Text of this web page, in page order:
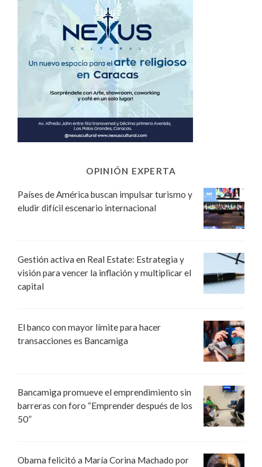
OPINIÓN EXPERTA
Países de América buscan impulsar turismo y
eludir difícil escenario internacional
Gestión activa en Real Estate: Estrategia y
visión para vencer la inflación y multiplicar el
capital
El banco con mayor límite para hacer
transacciones es Bancamiga
Bancamiga promueve el emprendimiento sin
barreras con foro “Emprender después de los
50”
Obama felicitó a María Corina Machado por